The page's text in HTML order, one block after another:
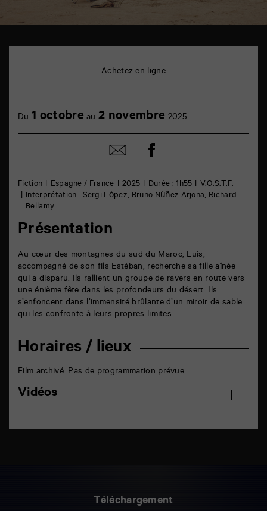
86000
Fiction Espagne / France 2025 Durée : 1h55
V.O.S.T.F.
Interprétation : Sergi López, Bruno Núñez Arjona, Richard
Bellamy
Présentation
Au cœur des montagnes du sud du Maroc, Luis,
accompagné de son fils Estéban, recherche sa fille aînée
qui a disparu. Ils rallient un groupe de ravers en route vers
une énième fête dans les profondeurs du désert. Ils
s’enfoncent dans l’immensité brûlante d’un miroir de sable
qui les confronte à leurs propres limites.
Horaires / lieux
Film archivé. Pas de programmation prévue.
Vidéos
Achetez en ligne
Du 1 octobre au2 novembre 2025
Partager
par
Partager
sur
Téléchargement